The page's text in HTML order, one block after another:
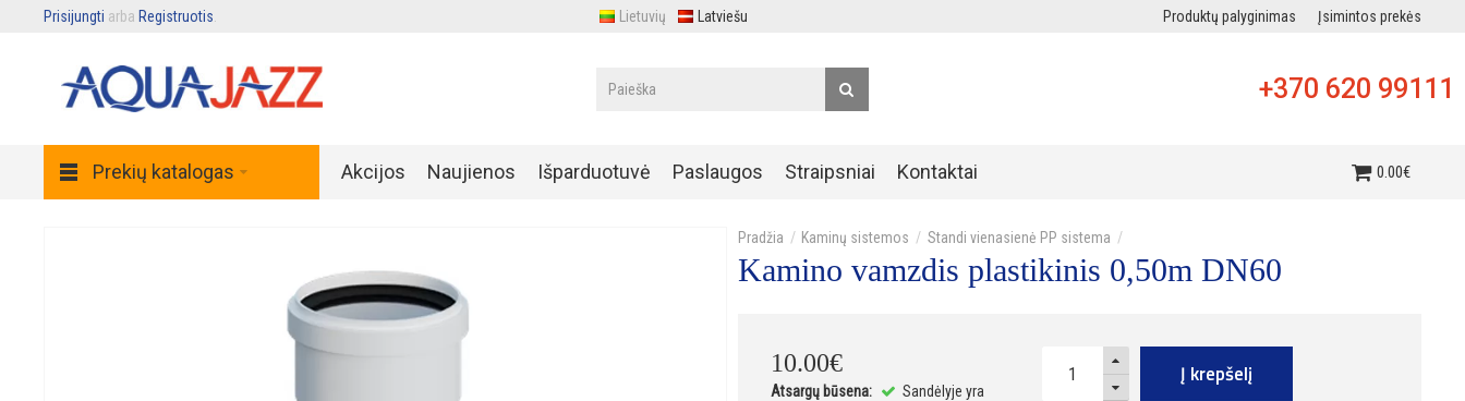
Prisijungti arba Registruotis Lietuvių Latviešu Produktų palyginimas Įsimintos prekės
+370 620 99111
Prekių katalogas Akcijos Naujienos Išparduotuvė Paslaugos Straipsniai Kontaktai 0.00€
Kaminų sistemos Standi vienasienė PP sistema
Kamino vamzdis plastikinis 0,50m DN60
10.00€
Atsargų būsena:
Sandėlyje yra
Į krepšelį